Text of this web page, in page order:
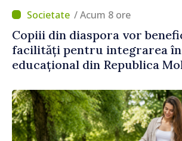
/ Acum 8 ore
Copiii din diaspora vor
facilități pentru integrarea
educațional din Republica